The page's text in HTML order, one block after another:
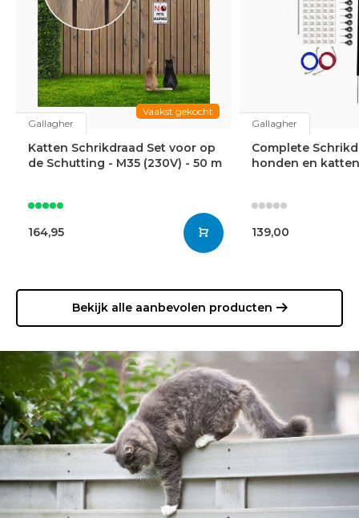
Vaakst gekocht
Gallagher
Katten Schrikdraad Set voor op
de Schutting - M35 (230V) - 50 m
164,95
Gallagher
Complete
honden en
139,00
Bekijk alle aanbevolen producten